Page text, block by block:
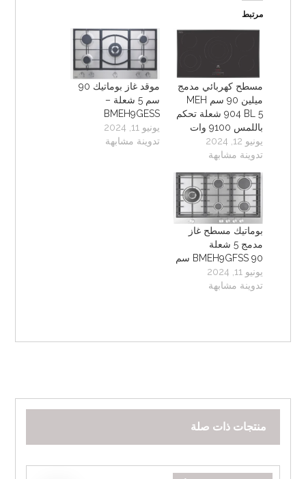
مرتبط
مسطح كهربائي مدمج
ميلين 90 سم MEH
904 BL 5 شعلة تحكم
باللمس 9100 وات
يونيو 12, 2024
تدوينة مشابهة
موقد غاز بوماتيك 90
سم 5 شعلة –
BMEH9GESS
يونيو 11, 2024
تدوينة مشابهة
بوماتيك مسطح غاز
مدمج 5 شعلة
BMEH9GFSS 90 سم
يونيو 11, 2024
تدوينة مشابهة
منتجات ذات صلة